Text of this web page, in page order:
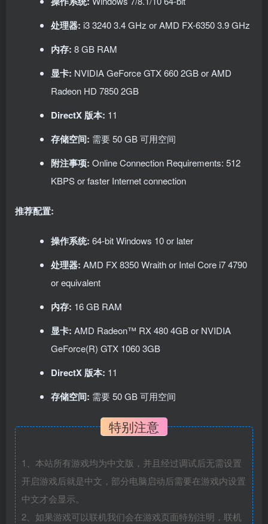
处理器: i3 3240 3.4 GHz or AMD FX-6350 3.9 GHz
内存: 8 GB RAM
显卡: NVIDIA GeForce GTX 660 2GB or AMD
Radeon HD 7850 2GB
DirectX 版本: 11
存储空间: 需要 50 GB 可用空间
附注事项: Online Connection Requirements: 512
KBPS or faster Internet connection
推荐配置:
操作系统: 64-bit Windows 10 or later
处理器: AMD FX 8350 Wraith or Intel Core i7 4790
or equivalent
内存: 16 GB RAM
显卡: AMD Radeon™ RX 480 4GB or NVIDIA
GeForce(R) GTX 1060 3GB
DirectX 版本: 11
存储空间: 需要 50 GB 可用空间
特别注意
1、本站所有游戏均为中文版，并且经过调试后无需设置
开启游戏后就是中文，部分电脑启动后需要在游戏内设置
中文才会显示。
2、如果游戏可以联机我们会在游戏页面特别注明，联机